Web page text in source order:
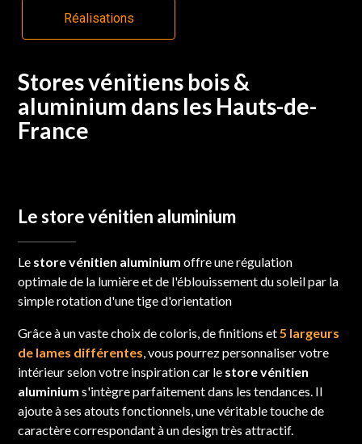
Réalisations
Stores vénitiens bois &
aluminium dans les Hauts-de-
France
Le store vénitien aluminium
Le store vénitien aluminium offre une régulation
optimale de la lumière et de l'éblouissement du soleil par la
simple rotation d'une tige d'orientation
Grâce à un vaste choix de coloris, de finitions et5 largeurs
de lames différentes, vous pourrez personnaliser votre
intérieur selon votre inspiration car le store vénitien
aluminium s'intègre parfaitement dans les tendances. Il
ajoute à ses atouts fonctionnels, une véritable touche de
caractère correspondant à un design très attractif.